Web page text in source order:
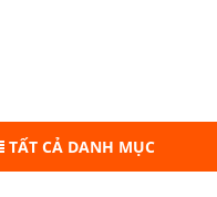
TẤT CẢ DANH MỤC